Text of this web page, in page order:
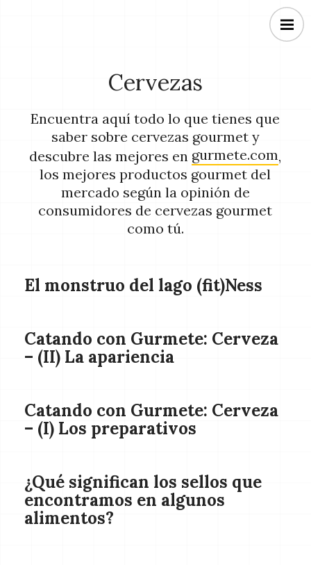
Cervezas
Encuentra aquí todo lo que tienes que
saber sobre cervezas gourmet y
descubre las mejores en gurmete.com,
los mejores productos gourmet del
mercado según la opinión de
consumidores de cervezas gourmet
como tú.
El monstruo del lago (fit)Ness
Catando con Gurmete: Cerveza
– (II) La apariencia
Catando con Gurmete: Cerveza
– (I) Los preparativos
¿Qué significan los sellos que
encontramos en algunos
alimentos?